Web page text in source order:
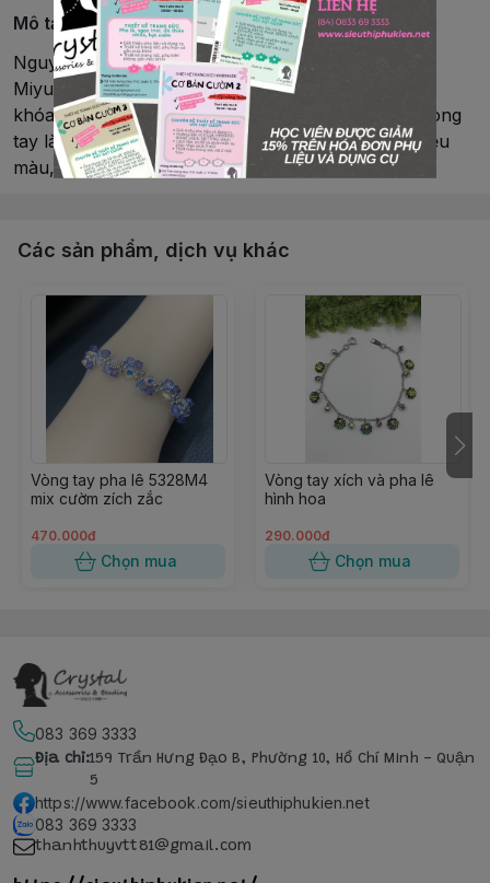
Mô tả chi tiết
Nguyên phụ liệu: pha lê Swarovski® và cườm
MiyukiChiều dài: 15 – 16cmLoại hàng: vòng tay, có
khóaKim loại: khóa và tăng dây Rhodium từ NhậtVòng
tay làm thủ công bởi Shop CrystalMàu sắc: có nhiều
màu, có thể đặt màu và size theo yêu cầu
Các sản phẩm, dịch vụ khác
Vòng tay pha lê 5328M4
mix cườm zích zắc
470.000đ
Chọn mua
Vòng tay xích và pha lê
hình hoa
290.000đ
Chọn mua
083 369 3333
Địa chỉ:159 Trần Hưng Đạo B, Phường 10, Hồ Chí Minh - Quận
5
https://www.facebook.com/sieuthiphukien.net
083 369 3333
thanhthuyvtt81@gmail.com